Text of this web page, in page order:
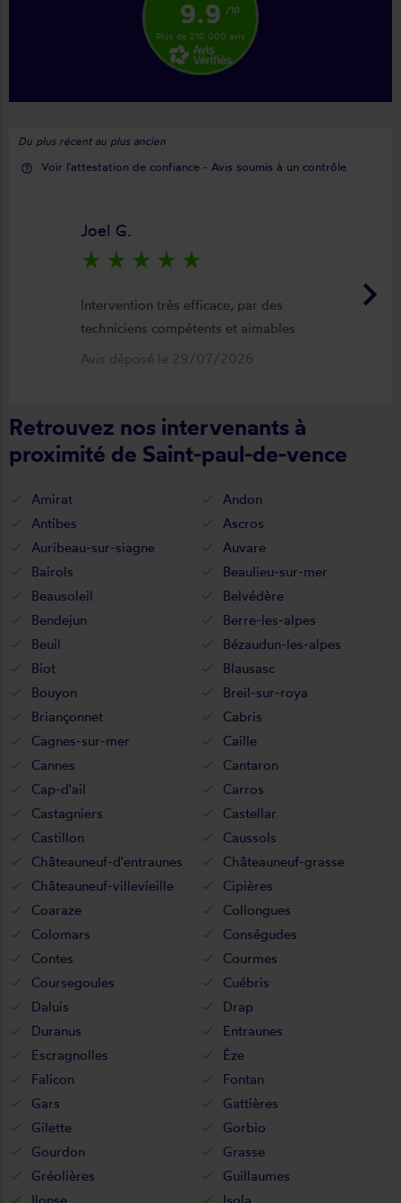
9.9 /10
Plus de 210 000 avis
Du plus récent au plus ancien
help_outline Voir l'attestation de confiance - Avis soumis à un contrôle
keyboard_arrow_right
Joel G.
star_rate star_rate star_rate star_rate star_rate
Intervention très efficace, par des
techniciens compétents et aimables
Avis déposé le 29/07/2026
Retrouvez nos intervenants à
proximité de Saint-paul-de-vence
Amirat
Andon
Antibes
Ascros
Auribeau-sur-siagne
Auvare
Bairols
Beaulieu-sur-mer
Beausoleil
Belvédère
Bendejun
Berre-les-alpes
Beuil
Bézaudun-les-alpes
Biot
Blausasc
Bouyon
Breil-sur-roya
Briançonnet
Cabris
Cagnes-sur-mer
Caille
Cannes
Cantaron
Cap-d'ail
Carros
Castagniers
Castellar
Castillon
Caussols
Châteauneuf-d'entraunes
Châteauneuf-grasse
Châteauneuf-villevieille
Cipières
Coaraze
Collongues
Colomars
Conségudes
Contes
Courmes
Coursegoules
Cuébris
Daluis
Drap
Duranus
Entraunes
Escragnolles
Èze
Falicon
Fontan
Gars
Gattières
Gilette
Gorbio
Gourdon
Grasse
Gréolières
Guillaumes